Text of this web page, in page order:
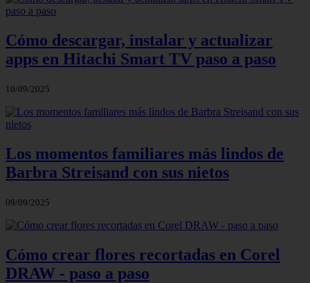
Cómo descargar, instalar y actualizar
apps en Hitachi Smart TV paso a paso
10/09/2025
Los momentos familiares más lindos de
Barbra Streisand con sus nietos
09/09/2025
Cómo crear flores recortadas en Corel
DRAW - paso a paso